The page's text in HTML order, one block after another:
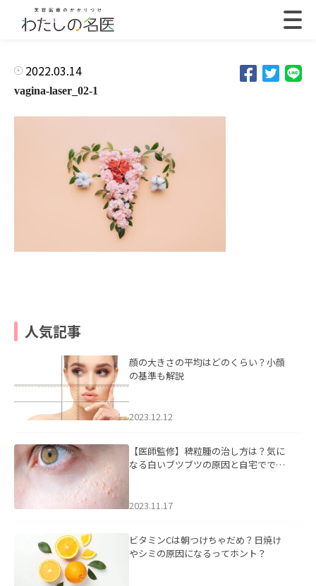
2022.03.14
vagina-laser_02-1
人気記事
顔の大きさの平均はどのくらい？小顔
の基準も解説
2023.12.12
【医師監修】稗粒腫の治し方は？気に
なる白いブツブツの原因と自宅ででき
2023.11.17
ビタミンCは朝つけちゃだめ？日焼け
やシミの原因になるってホント？